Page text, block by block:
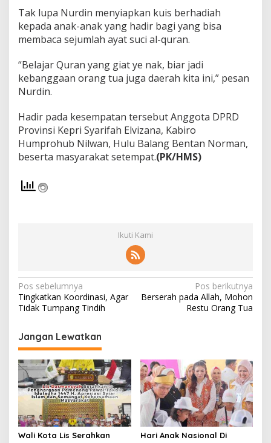
Tak lupa Nurdin menyiapkan kuis berhadiah
kepada anak-anak yang hadir bagi yang bisa
membaca sejumlah ayat suci al-quran.
“Belajar Quran yang giat ye nak, biar jadi
kebanggaan orang tua juga daerah kita ini,” pesan
Nurdin.
Hadir pada kesempatan tersebut Anggota DPRD
Provinsi Kepri Syarifah Elvizana, Kabiro
Humprohub Nilwan, Hulu Balang Bentan Norman,
beserta masyarakat setempat.(PK/HMS)
Ikuti Kami
N
a
i
g
a
s
i
p
Pos sebelumnya
Tingkatkan Koordinasi, Agar
Tidak Tumpang Tindih
Pos berikutnya
Berserah pada Allah, Mohon
Restu Orang Tua
Jangan Lewatkan
Wali Kota Lis Serahkan
Hari Anak Nasional Di